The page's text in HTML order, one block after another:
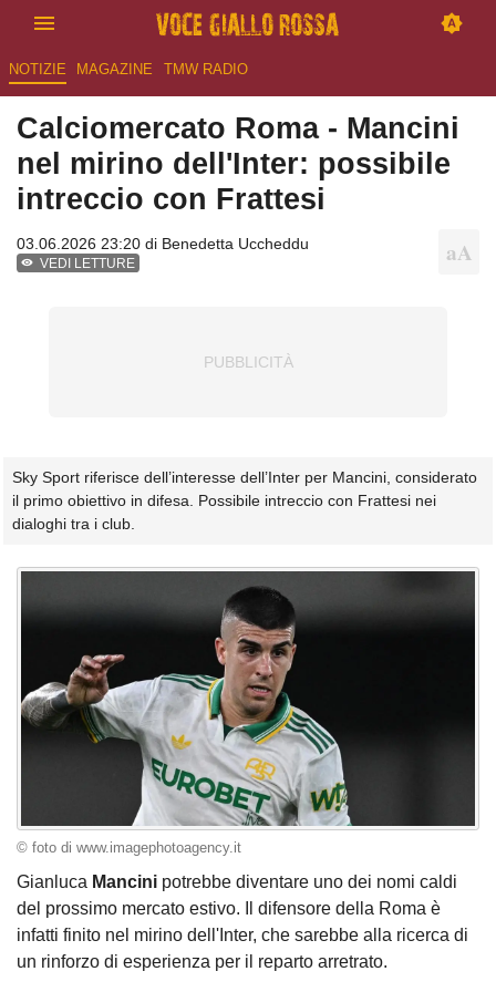
NOTIZIE MAGAZINE TMW RADIO
Calciomercato Roma - Mancini
nel mirino dell'Inter: possibile
intreccio con Frattesi
03.06.2026 23:20 di Benedetta Uccheddu
VEDI LETTURE
Sky Sport riferisce dell’interesse dell’Inter per Mancini, considerato
il primo obiettivo in difesa. Possibile intreccio con Frattesi nei
dialoghi tra i club.
© foto di www.imagephotoagency.it
Gianluca Mancini potrebbe diventare uno dei nomi caldi
del prossimo mercato estivo. Il difensore della Roma è
infatti finito nel mirino dell'Inter, che sarebbe alla ricerca di
un rinforzo di esperienza per il reparto arretrato.